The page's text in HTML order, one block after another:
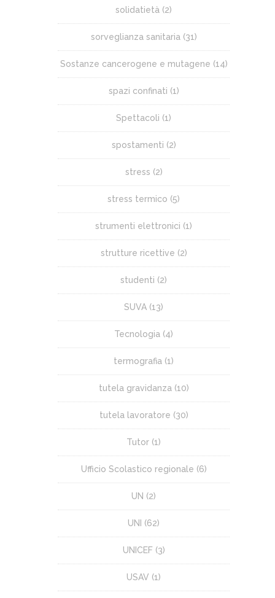
solidatietà (2)
sorveglianza sanitaria (31)
Sostanze cancerogene e mutagene (14)
spazi confinati (1)
Spettacoli (1)
spostamenti (2)
stress (2)
stress termico (5)
strumenti elettronici (1)
strutture ricettive (2)
studenti (2)
SUVA (13)
Tecnologia (4)
termografia (1)
tutela gravidanza (10)
tutela lavoratore (30)
Tutor (1)
Ufficio Scolastico regionale (6)
UN (2)
UNI (62)
UNICEF(3)
USAV (1)